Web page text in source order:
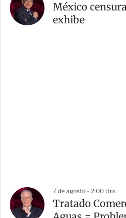
México
exhibe
7 de agosto - 2:00 Hrs
Tratado